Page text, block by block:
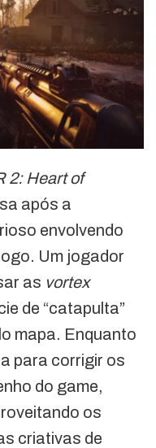
2: Heart of
após a
envolvendo
Um jogador
as vortex
de “catapulta”
mapa. Enquanto
para corrigir os
do game,
os
criativas de